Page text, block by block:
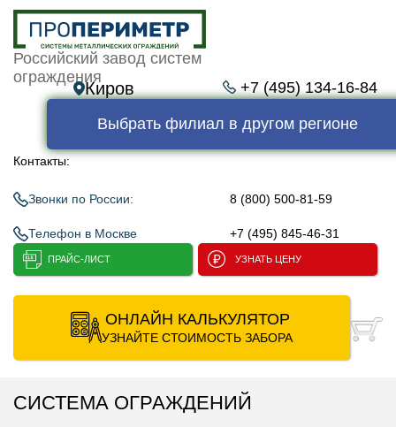
Российский завод систем
ограждения
Киров +7 (495) 134-16-84
Выбрать филиал в другом регионе
Контакты:
Звонки по России: 8 (800) 500-81-59
Телефон в Москве +7 (495) 845-46-31
ПРАЙС-ЛИСТ УЗНАТЬ ЦЕНУ
ОНЛАЙН КАЛЬКУЛЯТОР
УЗНАЙТЕ СТОИМОСТЬ ЗАБОРА
СИСТЕМА ОГРАЖДЕНИЙ